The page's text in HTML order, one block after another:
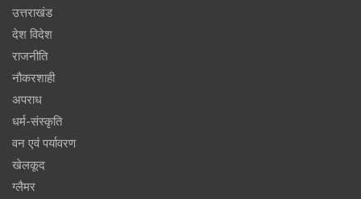
उत्तराखंड
देश विदेश
राजनीति
नौकरशाही
अपराध
धर्म-संस्कृति
वन एवं पर्यावरण
खेलकूद
ग्लैमर